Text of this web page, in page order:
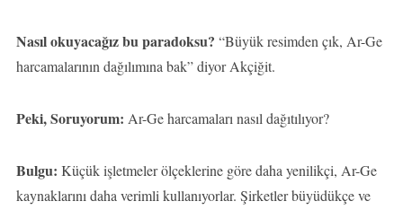
Nasıl okuyacağız bu paradoksu? “Büyük resimden çık, Ar-Ge
harcamalarının dağılımına bak” diyor Akçiğit.
Peki, Soruyorum: Ar-Ge harcamaları nasıl dağıtılıyor?
Bulgu: Küçük işletmeler ölçeklerine göre daha yenilikçi, Ar-Ge
kaynaklarını daha verimli kullanıyorlar. Şirketler büyüdükçe ve